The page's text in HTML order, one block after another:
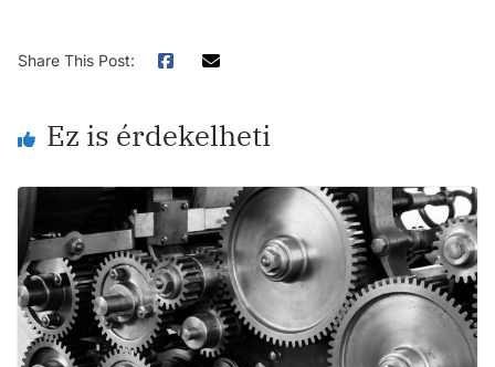
Share This Post:
Ez is érdekelheti